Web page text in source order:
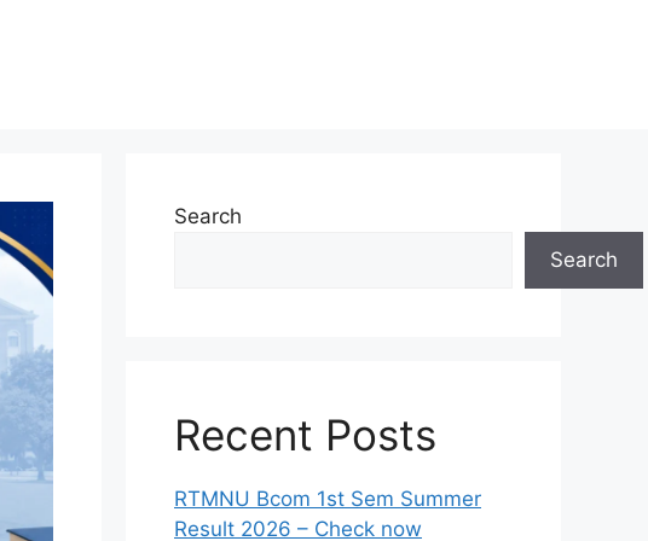
Search
Search
Recent Posts
RTMNU Bcom 1st Sem Summer
Result 2026 – Check now